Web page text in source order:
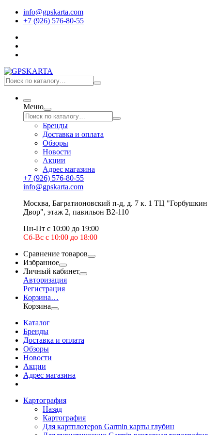
info@gpskarta.com
+7 (926) 576-80-55
Меню
Бренды
Доставка и оплата
Обзоры
Новости
Акции
Адрес магазина
+7 (926) 576-80-55
info@gpskarta.com
Москва, Багратионовский п-д, д. 7 к. 1 ТЦ "Горбушкин
Двор", этаж 2, павильон B2-110
Пн-Пт с 10:00 до 19:00
Сб-Вс с 10:00 до 18:00
Сравнение товаров
Избранное
Личный кабинет
Авторизация
Регистрация
Корзина…
Корзина
Каталог
Бренды
Доставка и оплата
Обзоры
Новости
Акции
Адрес магазина
Картография
Назад
Картография
Для картплотеров Garmin карты глубин